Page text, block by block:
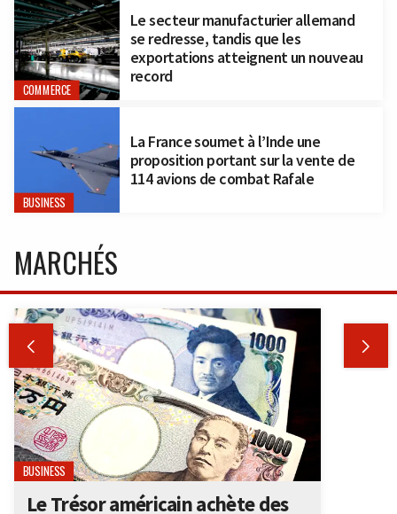
COMMERCE
Le secteur manufacturier allemand
se redresse, tandis que les
exportations atteignent un nouveau
record
BUSINESS
La France soumet à l’Inde une
proposition portant sur la vente de
114 avions de combat Rafale
MARCHÉS
 
BUSINESS
Le Trésor américain achète des